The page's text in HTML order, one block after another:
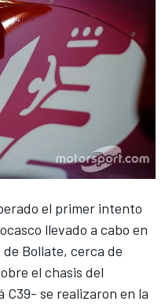
el primer intento
llevado a cabo en
Bollate, cerca de
el chasis del
C39- se realizaron en la